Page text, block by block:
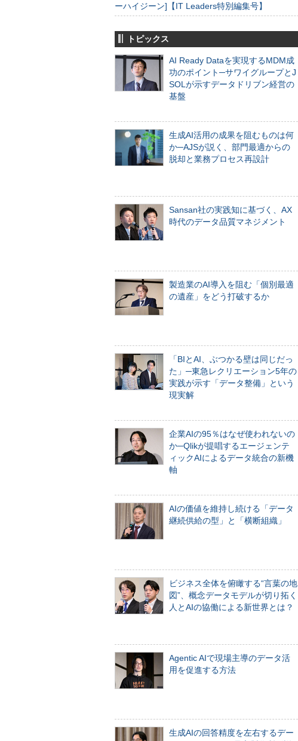
ーハイジーン]【IT Leaders特別編集号】
トピックス
AI Ready Dataを実現するMDM成
功のポイント─サワイグループとJ
SOLが示すデータドリブン経営の
基盤
生成AI活用の成果を阻むものは何
か─AJSが説く、部門最適からの
脱却と業務プロセス再設計
Sansan社の実践知に基づく、AX
時代のデータ品質マネジメント
製造業のAI導入を阻む「個別最適
の遺産」をどう打破するか
「BIとAI、ぶつかる壁は同じだっ
た」─東急レクリエーション5年の
実践が示す「データ整備」という
現実解
企業AIの95％はなぜ使われないの
か─Qlikが提唱するエージェンテ
ィックAIによるデータ統合の新機
軸
AIの価値を維持し続ける「データ
継続供給の型」と「横断組織」
ビジネス全体を俯瞰する“言葉の地
図”、概念データモデルが切り拓く
人とAIの協働による新世界とは？
Agentic AIで現場主導のデータ活
用を促進する方法
生成AIの回答精度を左右するデー